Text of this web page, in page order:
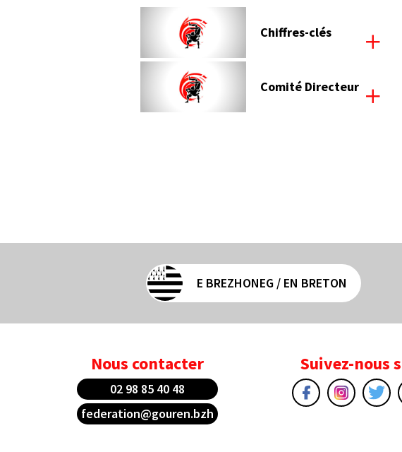
Chiffres-clés
Comité Directeur
E BREZHONEG / EN BRETON
Nous contacter
02 98 85 40 48
federation@gouren.bzh
Suivez-nous